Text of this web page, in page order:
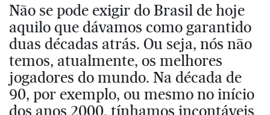
Não se pode exigir do Brasil de hoje
aquilo que dávamos como garantido
duas décadas atrás. Ou seja, nós não
temos, atualmente, os melhores
jogadores do mundo. Na década de
90, por exemplo, ou mesmo no início
dos anos 2000, tínhamos incontáveis